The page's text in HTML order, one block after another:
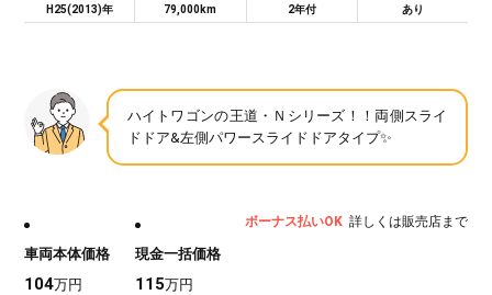
H25(2013)年
79,000km
2年付
あり
ハイトワゴンの王道・Ｎシリーズ！！両側スライ
ドドア&左側パワースライドドアタイプ✨
車両本体価格
104万円
現金一括価格
115万円
ボーナス払いOK 詳しくは販売店まで